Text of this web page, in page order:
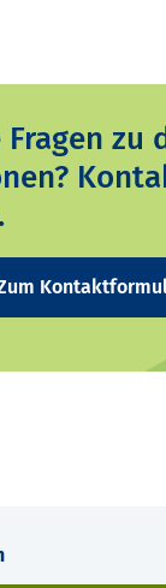
Fragen zu